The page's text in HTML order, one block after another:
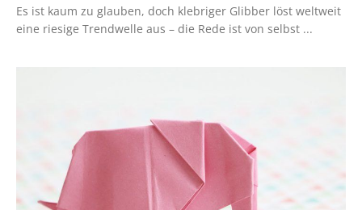
Es ist kaum zu glauben, doch klebriger Glibber löst weltweit
eine riesige Trendwelle aus – die Rede ist von selbst ...